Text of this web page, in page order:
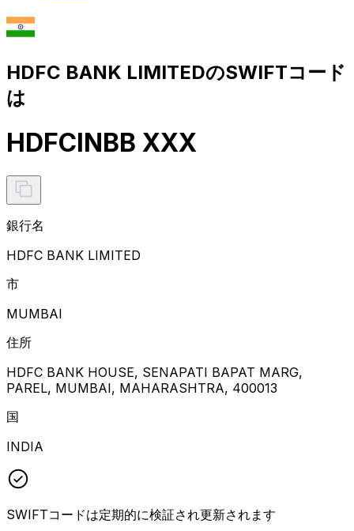
HDFC BANK LIMITEDのSWIFTコード
は
HDFCINBB XXX
銀行名
HDFC BANK LIMITED
市
MUMBAI
住所
HDFC BANK HOUSE, SENAPATI BAPAT MARG,
PAREL, MUMBAI, MAHARASHTRA, 400013
国
INDIA
SWIFTコードは定期的に検証され更新されます